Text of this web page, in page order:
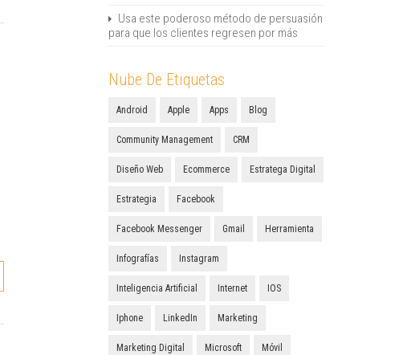
Usa este poderoso método de persuasión
para que los clientes regresen por más
Nube De Etiquetas
Android Apple Apps Blog
Community Management CRM
Diseño Web Ecommerce Estratega Digital
Estrategia Facebook
Facebook Messenger Gmail Herramienta
Infografías Instagram
Inteligencia Artificial Internet IOS
Iphone LinkedIn Marketing
Marketing Digital Microsoft Móvil